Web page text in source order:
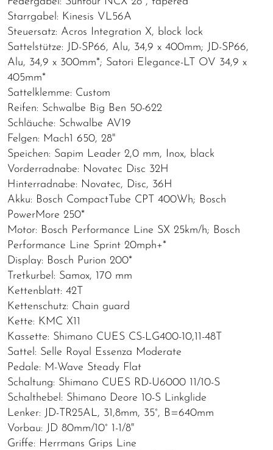
Starrgabel: Kinesis VL56A
Steuersatz: Acros Integration X, block lock
Sattelstütze: JD-SP66, Alu, 34,9 x 400mm; JD-SP66,
Alu, 34,9 x 300mm*; Satori Elegance-LT OV 34,9 x
405mm*
Sattelklemme: Custom
Reifen: Schwalbe Big Ben 50-622
Schläuche: Schwalbe AV19
Felgen: Mach1 650, 28"
Speichen: Sapim Leader 2,0 mm, Inox, black
Vorderradnabe: Novatec Disc 32H
Hinterradnabe: Novatec, Disc, 36H
Akku: Bosch CompactTube CPT 400Wh; Bosch
PowerMore 250*
Motor: Bosch Performance Line SX 25km/h; Bosch
Performance Line Sprint 20mph+*
Display: Bosch Purion 200*
Tretkurbel: Samox, 170 mm
Kettenblatt: 42T
Kettenschutz: Chain guard
Kette: KMC X11
Kassette: Shimano CUES CS-LG400-10,11-48T
Sattel: Selle Royal Essenza Moderate
Pedale: M-Wave Steady Flat
Schaltung: Shimano CUES RD-U6000 11/10-S
Schalthebel: Shimano Deore 10-S Linkglide
Lenker: JD-TR25AL, 31,8mm, 35°, B=640mm
Vorbau: JD 80mm/10° 1-1/8"
Griffe: Herrmans Grips Line